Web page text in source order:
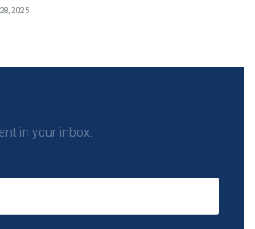
2025
in your inbox.